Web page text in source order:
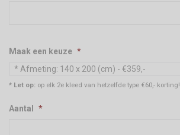
Maak een keuze *
* Let op: op elk 2e kleed van hetzelfde type €60,- korting!
Aantal *